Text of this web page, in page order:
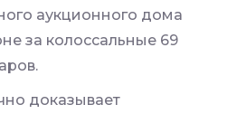
аукционного дома
за колоссальные 69
доказывает